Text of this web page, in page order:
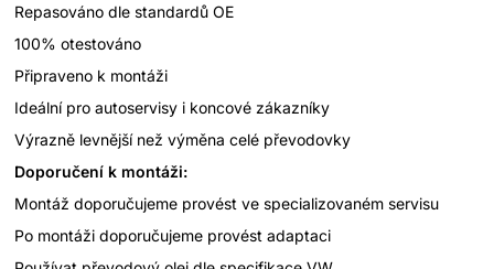
Repasováno dle standardů OE
100% otestováno
Připraveno k montáži
Ideální pro autoservisy i koncové zákazníky
Výrazně levnější než výměna celé převodovky
Doporučení k montáži:
Montáž doporučujeme provést ve specializovaném servisu
Po montáži doporučujeme provést adaptaci